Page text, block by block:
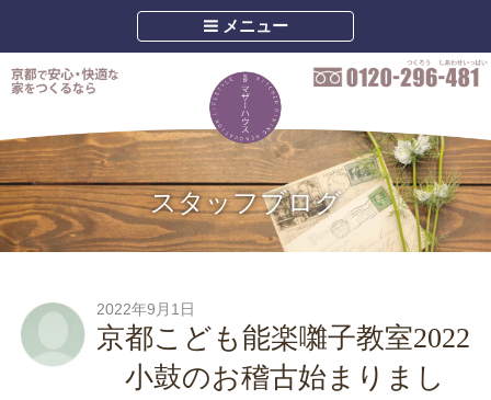
メニュー
スタッフブログ
2022年9月1日
京都こども能楽囃子教室2022
小鼓のお稽古始まりまし